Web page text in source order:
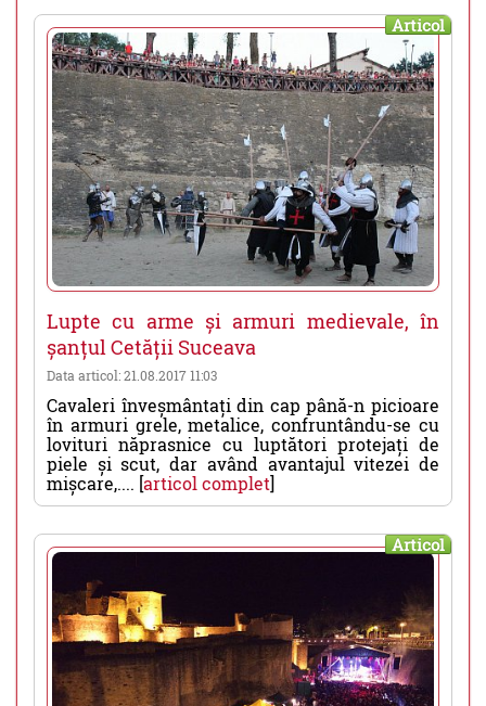
Articol
Lupte cu arme și armuri medievale, în
șanțul Cetății Suceava
Data articol: 21.08.2017 11:03
Cavaleri înveșmântați din cap până-n picioare
în armuri grele, metalice, confruntându-se cu
lovituri năprasnice cu luptători protejați de
piele și scut, dar având avantajul vitezei de
mișcare,.... [articol complet]
Articol